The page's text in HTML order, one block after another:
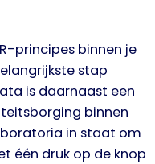
principes binnen je
stap
is daarnaast een
binnen
in staat om
één druk op de knop